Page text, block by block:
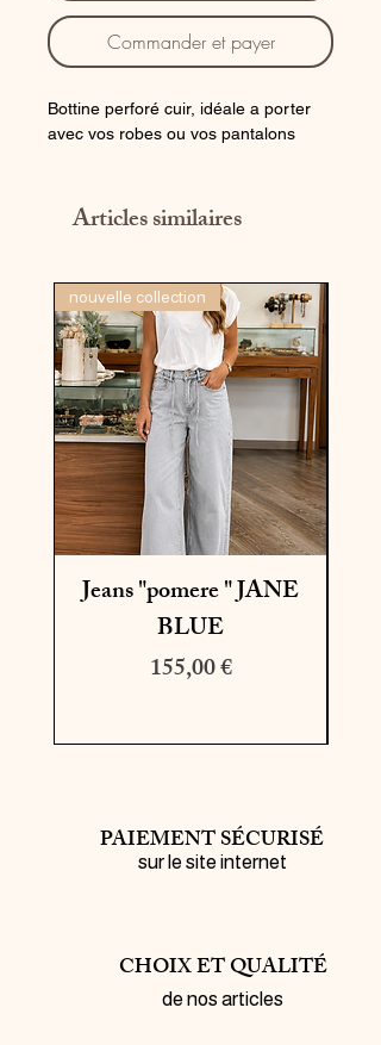
Commander et payer
Bottine perforé cuir, idéale a porter
avec vos robes ou vos pantalons
Articles similaires
nouvelle collection
Jeans "pomere " JANE
BLUE
Prix
155,00 €
PAIEMENT SÉCURISÉ
sur le site internet
CHOIX ET QUALITÉ
de nos articles